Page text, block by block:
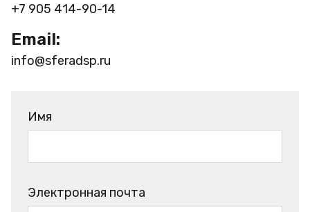
+7 905 414-90-14
Email:
info@sferadsp.ru
Имя
Электронная почта